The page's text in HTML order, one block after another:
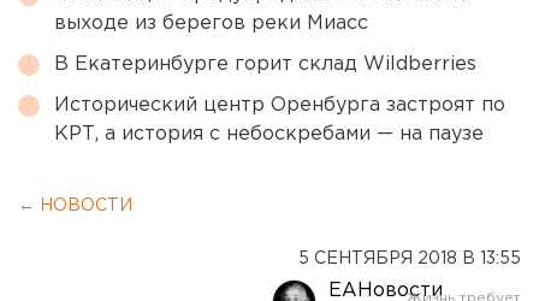
выходе из берегов реки Миасс
В Екатеринбурге горит склад Wildberries
Исторический центр Оренбурга застроят по
КРТ, а история с небоскребами — на паузе
← НОВОСТИ
5 СЕНТЯБРЯ 2018 В 13:55
ЕАНовости